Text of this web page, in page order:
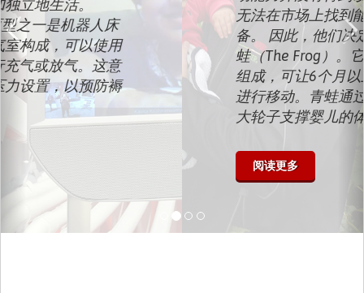
无法在市场上找到能够帮助孩子的设
备。 因此，他们决定发明一个装置--青
蛙（The Frog）。它由带轮子的小工具
组成，可让6个月以上的婴儿利用手臂
进行移动。青蛙通过放置于臀部附近的
大轮子支撑婴儿的体重。